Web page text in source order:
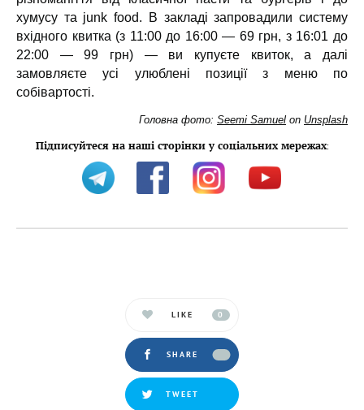
хумусу та junk food. В закладі запровадили систему
вхідного квитка (з 11:00 до 16:00 — 69 грн, з 16:01 до
22:00 — 99 грн) — ви купуєте квиток, а далі
замовляєте усі улюблені позиції з меню по
собівартості.
Головна фото: Seemi Samuel on Unsplash
Підписуйтеся на наші сторінки у соціальних мережах:
LIKE 0
SHARE
TWEET